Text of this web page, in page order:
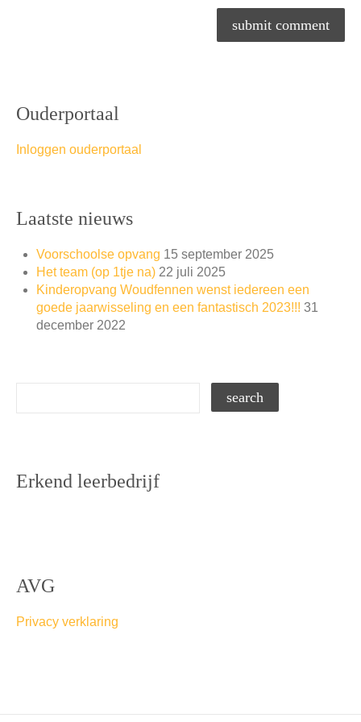
Ouderportaal
Inloggen ouderportaal
Laatste nieuws
Voorschoolse opvang 15 september 2025
Het team (op 1tje na) 22 juli 2025
Kinderopvang Woudfennen wenst iedereen een
goede jaarwisseling en een fantastisch 2023!!! 31
december 2022
Erkend leerbedrijf
AVG
Privacy verklaring